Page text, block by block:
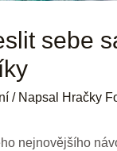
sebe
/ Napsal Hračky
nejnovějšího